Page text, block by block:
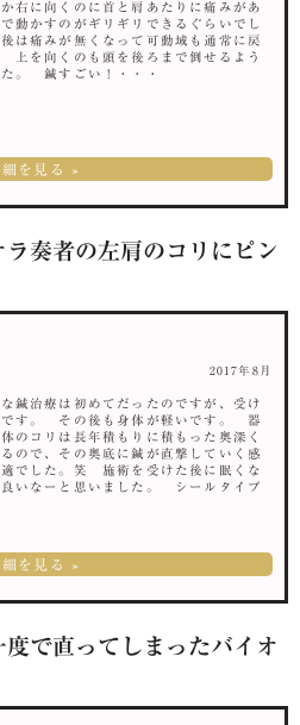
右に向くのに首と肩あたりに痛みがあ
動かすのがギリギリできるぐらいでし
は痛みが無くなって可動域も通常に戻
上を向くのも頭を後ろまで倒せるよう
た。 鍼すごい！・・・
細を見る »
ラ奏者の左肩のコリにピン
2017年8月
鍼治療は初めてだったのですが、受け
です。 その後も身体が軽いです。 器
のコリは長年積もりに積もった奥深く
ので、その奥底に鍼が直撃していく感
適でした。笑 施術を受けた後に眠くな
良いなーと思いました。 シールタイプ
細を見る »
度で直ってしまったバイオ